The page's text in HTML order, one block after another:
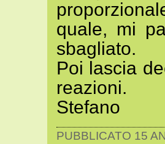
quale, mi
sbagliato.
Poi lascia
reazioni.
Stefano
PUBBLICATO 15